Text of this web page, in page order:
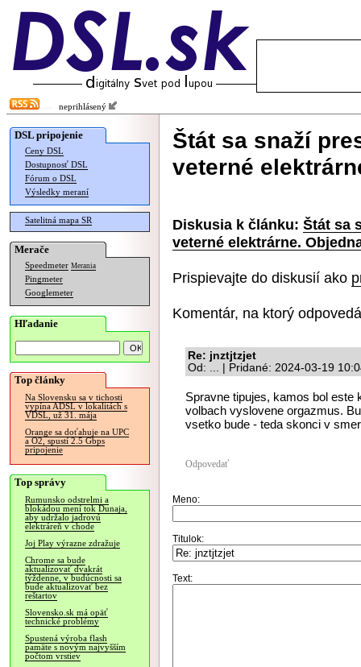
neprihlásený
DSL pripojenie
Ceny DSL
Dostupnosť DSL
Fórum o DSL
Výsledky meraní
Satelitná mapa SR
Merače
Speedmeter Merania
Pingmeter
Googlemeter
Hľadanie
Top články
Na Slovensku sa v tichosti
vypína ADSL v lokalitách s
VDSL, už 31. mája
Orange sa doťahuje na UPC
a O2, spustí 2.5 Gbps
pripojenie
Top správy
Rumunsko odstrelmi a
blokádou mení tok Dunaja,
aby udržalo jadrovú
elektráreň v chode
Joj Play výrazne zdražuje
Chrome sa bude
aktualizovať dvakrát
týždenne, v budúcnosti sa
bude aktualizovať bez
reštartov
Slovensko.sk má opäť
technické problémy
Spustená výroba flash
pamäte s novým najvyšším
počtom vrstiev
Štát sa snaží
veterné
Diskusia k článku: Štát sa
veterné elektrárne.
Prispievajte do diskusií ako
Komentár, na ktorý
Re: jnztjtzjet
Od: ... | Pridané: 2024-03-19
Spravne tipujes, kamos bol
volbach vyslovene orgazmus.
vsetko bude - teda skonci v
Odpovedať
Meno:
Titulok:
Text: